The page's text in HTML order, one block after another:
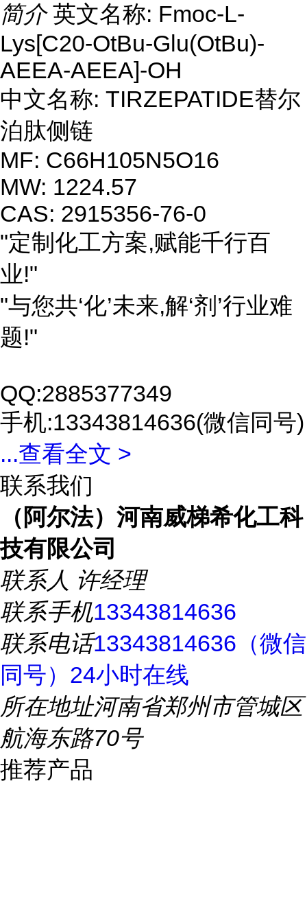
简介 英文名称: Fmoc-L-
Lys[C20-OtBu-Glu(OtBu)-
AEEA-AEEA]-OH
中文名称: TIRZEPATIDE替尔
泊肽侧链
MF: C66H105N5O16
MW: 1224.57
CAS: 2915356-76-0
"定制化工方案,赋能千行百
业!"
"与您共‘化’未来,解‘剂’行业难
题!"
QQ:2885377349
手机:13343814636(微信同号)
...查看全文 >
联系我们
（阿尔法）河南威梯希化工科
技有限公司
联系人 许经理
联系手机13343814636
联系电话13343814636（微信
同号）24小时在线
所在地址河南省郑州市管城区
航海东路70号
推荐产品